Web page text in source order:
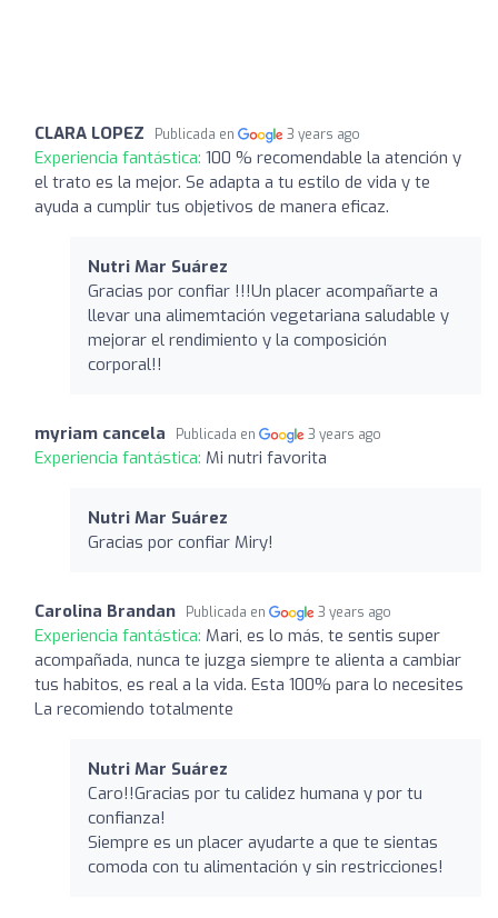
CLARA LOPEZ Publicada en 3 years ago
Experiencia fantástica: 100 % recomendable la atención y
el trato es la mejor. Se adapta a tu estilo de vida y te
ayuda a cumplir tus objetivos de manera eficaz.
Nutri Mar Suárez ️
Gracias por confiar !!!Un placer acompañarte a
llevar una alimemtación vegetariana saludable y
mejorar el rendimiento y la composición
corporal!!
myriam cancela Publicada en 3 years ago
Experiencia fantástica: Mi nutri favorita
Nutri Mar Suárez ️
Gracias por confiar Miry!
Carolina Brandan Publicada en 3 years ago
Experiencia fantástica: Mari, es lo más, te sentis super
acompañada, nunca te juzga siempre te alienta a cambiar
tus habitos, es real a la vida. Esta 100% para lo necesites
La recomiendo totalmente
Nutri Mar Suárez ️
Caro!!Gracias por tu calidez humana y por tu
confianza!
Siempre es un placer ayudarte a que te sientas
comoda con tu alimentación y sin restricciones!